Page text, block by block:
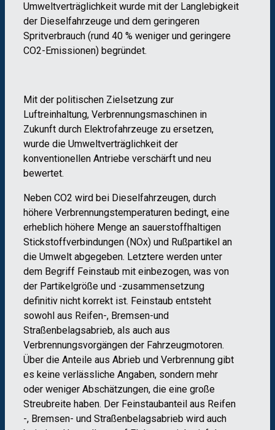
Umweltverträglichkeit wurde mit der Langlebigkeit
der Dieselfahrzeuge und dem geringeren
Spritverbrauch (rund 40 % weniger und geringere
CO2-Emissionen) begründet.
Mit der politischen Zielsetzung zur
Luftreinhaltung, Verbrennungsmaschinen in
Zukunft durch Elektrofahrzeuge zu ersetzen,
wurde die Umweltverträglichkeit der
konventionellen Antriebe verschärft und neu
bewertet.
Neben CO2 wird bei Dieselfahrzeugen, durch
höhere Verbrennungstemperaturen bedingt, eine
erheblich höhere Menge an sauerstoffhaltigen
Stickstoffverbindungen (NOx) und Rußpartikel an
die Umwelt abgegeben. Letztere werden unter
dem Begriff Feinstaub mit einbezogen, was von
der Partikelgröße und -zusammensetzung
definitiv nicht korrekt ist. Feinstaub entsteht
sowohl aus Reifen-, Bremsen-und
Straßenbelagsabrieb, als auch aus
Verbrennungsvorgängen der Fahrzeugmotoren.
Über die Anteile aus Abrieb und Verbrennung gibt
es keine verlässliche Angaben, sondern mehr
oder weniger Abschätzungen, die eine große
Streubreite haben. Der Feinstaubanteil aus Reifen
-, Bremsen- und Straßenbelagsabrieb wird auch